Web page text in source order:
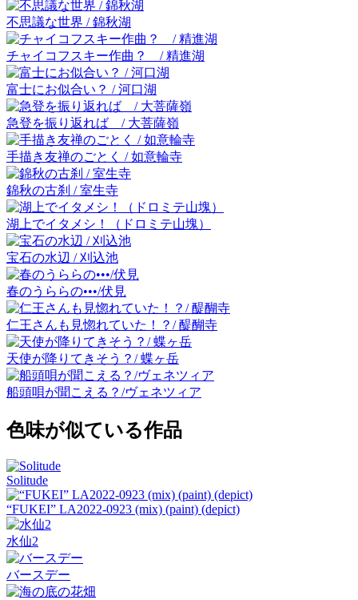
不思議な世界 / 錦秋湖
チャイコフスキー作曲？ / 精進湖
富士にお似合い？ / 河口湖
急登を振り返れば / 大菩薩嶺
手描き友禅のごとく / 如意輪寺
錦秋の古刹 / 室生寺
湖上でイタメシ！（ドロミテ山塊）
宝石の水辺 / 刈込池
春のうららの•••/伏見
仁王さんも見惚れていた！？/ 醍醐寺
天使が降りてきそう？/ 蝶ヶ岳
船頭唄が聞こえる？/ヴェネツィア
色味が似ている作品
Solitude
“FUKEI” LA2022-0923 (mix) (paint) (depict)
水仙2
バースデー